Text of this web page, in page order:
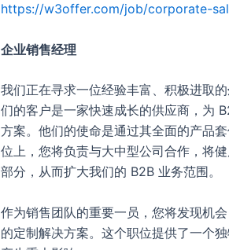
https://w3offer.com/job/corporate-
企业销售经理
我们正在寻求一位经验丰富、积极进取的
们的客户是一家快速成长的供应商，为
方案。他们的使命是通过其全面的产品
位上，您将负责与大中型公司合作，将
部分，从而扩大我们的 B2B 业务范围。
作为销售团队的重要一员，您将发现机
的定制解决方案。这个职位提供了一个